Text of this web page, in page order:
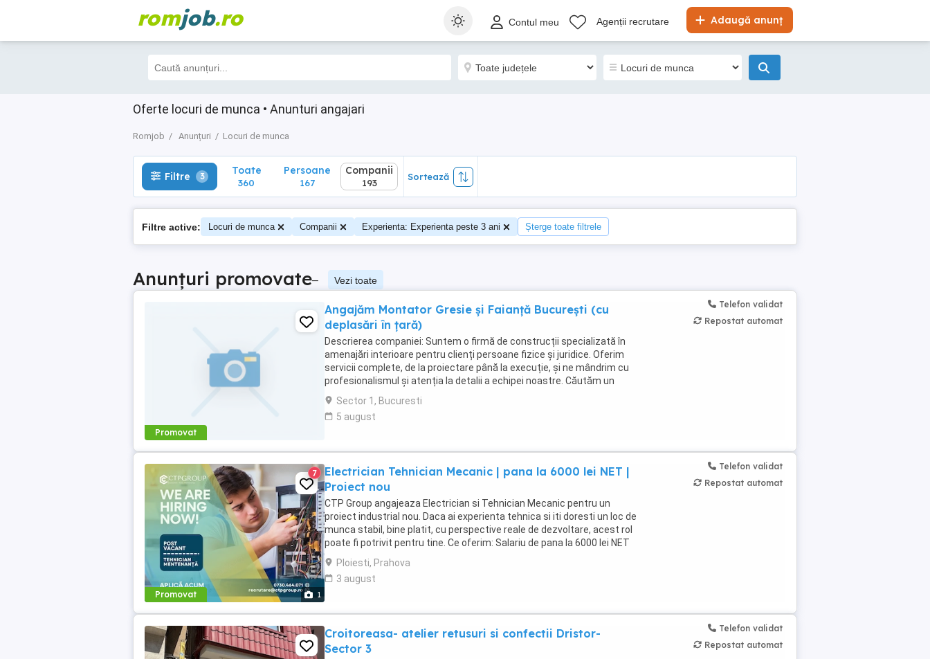
romjob.ro Adaugă anunț
Contul meu Agenții recrutare
Oferte locuri de munca • Anunturi angajari
Romjob Anunțuri Locuri de munca
Filtre 3 Toate
360
Filtre 3 Toate
360
Persoane
167
Companii
193
Sortează
Filtre active: Locuri de munca Companii Experienta: Experienta peste 3 ani Șterge toate filtrele
Anunțuri promovate– Vezi toate
Promovat
Angajăm Montator Gresie și Faianță București (cu
deplasări în țară)
Descrierea companiei: Suntem o firmă de construcții specializată în
amenajări interioare pentru clienți persoane fizice și juridice. Oferim
servicii complete, de la proiectare până la execuție, și ne mândrim cu
profesionalismul și atenția la detalii a echipei noastre. Căutăm un
montator de gresie și ...
Sector 1, Bucuresti
5 august
Telefon validat
Repostat automat
Promovat 1
7
Electrician Tehnician Mecanic | pana la 6000 lei NET |
Proiect nou
CTP Group angajeaza Electrician si Tehnician Mecanic pentru un
proiect industrial nou. Daca ai experienta tehnica si iti doresti un loc de
munca stabil, bine platit, cu perspective reale de dezvoltare, acest rol
poate fi potrivit pentru tine. Ce oferim: Salariu de pana la 6000 lei NET
(in functie ...
Ploiesti, Prahova
3 august
Telefon validat
Repostat automat
Croitoreasa- atelier retusuri si confectii Dristor-
Sector 3
Telefon validat
Repostat automat